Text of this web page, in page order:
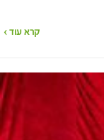
קרא עוד ›